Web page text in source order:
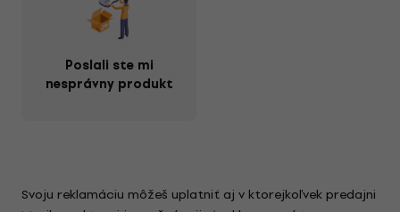
Poslali ste mi
nesprávny produkt
Svoju reklamáciu môžeš uplatniť aj v ktorejkoľvek predajni